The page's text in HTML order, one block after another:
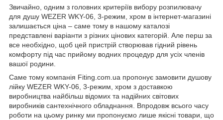
Звичайно, одним з головних критеріїв вибору розпилювачу
для душу WEZER WKY-06, 3-режим, хром в інтернет-магазині
залишається ціна – саме тому в нашому каталозі
представлені варіанти з різних цінових категорій. Але перш за
все необхідно, щоб цей пристрій створював гідний рівень
комфорту під час прийому водних процедур для усіх членів
вашої родини.
Саме тому компанія Fiting.com.ua пропонує замовити душову
лійку WEZER WKY-06, 3-режим, хром з доставкою
виробництва найбільш відомих та надійних світових
виробників сантехнічного обладнання. Впродовж всього часу
роботи на цьому ринку ми пропонуємо лише якісні товари, що